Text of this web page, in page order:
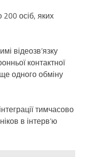
200 осіб, яких
відеозв’язку
контактної
одного обміну
тимчасово
в інтерв’ю